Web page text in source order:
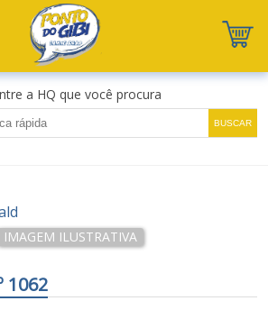
a HQ que você procura
1062